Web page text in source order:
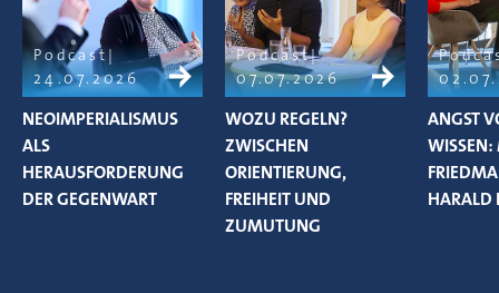
Podcast
24.07.2026
NEOIMPERIALISMUS
ALS
HERAUSFORDERUNG
DER GEGENWART
Podcast
07.07.2026
WOZU REGELN?
ZWISCHEN
ORIENTIERUNG,
FREIHEIT UND
ZUMUTUNG
ANGST
WISSEN:
HARALD